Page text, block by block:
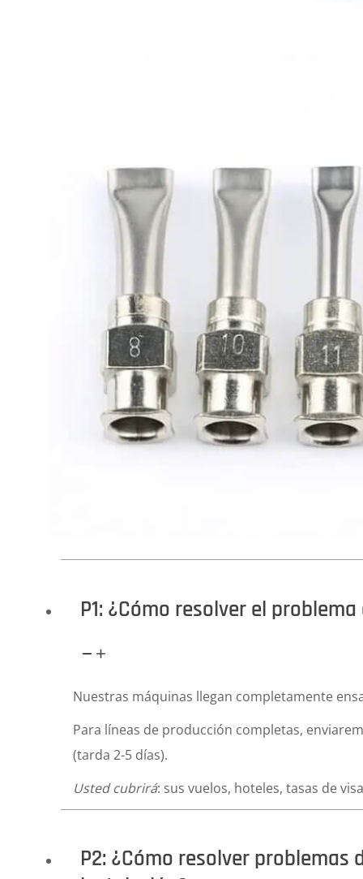
P1: ¿Cómo resolver el
Nuestras máquinas llegan completamente
Para líneas de producción completas,
(tarda 2-5 días).
Usted cubrirá: sus vuelos, hoteles, tasas de
P2: ¿Cómo resolver problemas